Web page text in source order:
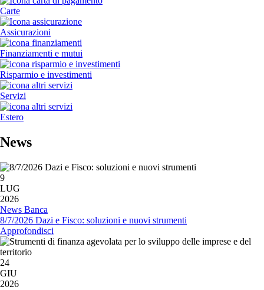
Carte
Assicurazioni
Finanziamenti e mutui
Risparmio e investimenti
Servizi
Estero
News
9
LUG
2026
News Banca
8/7/2026 Dazi e Fisco: soluzioni e nuovi strumenti
Approfondisci
24
GIU
2026